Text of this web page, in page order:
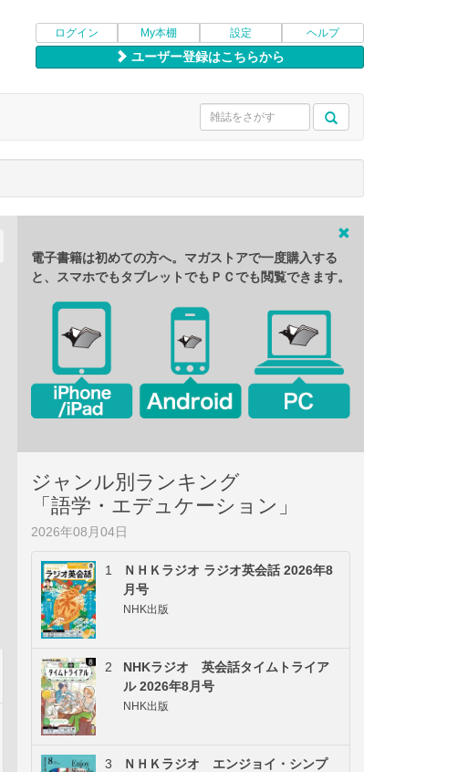
ログイン My本棚 設定 ヘルプ
ユーザー登録はこちらから
電子書籍は初めての方へ。マガストアで一度購入する
と、スマホでもタブレットでもＰＣでも閲覧できます。
ジャンル別ランキング
「語学・エデュケーション」
2026年08月04日
1
ＮＨＫラジオ ラジオ英会話 2026年8
月号
NHK出版
2
NHKラジオ 英会話タイムトライア
ル 2026年8月号
NHK出版
3
ＮＨＫラジオ エンジョイ・シンプ